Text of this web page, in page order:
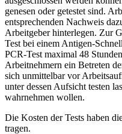
genesen oder getestet sind.
entsprechenden Nachweis
Arbeitgeber hinterlegen. Zur
Test bei einem Antigen-
PCR-Test maximal 48
Arbeitnehmern ein Betreten
sich unmittelbar vor
unter dessen Aufsicht testen
wahrnehmen wollen.
Die Kosten der Tests haben
tragen.